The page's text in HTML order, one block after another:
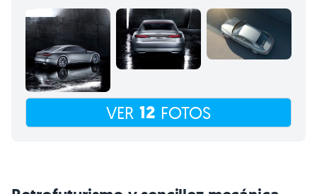
VER 12 FOTOS